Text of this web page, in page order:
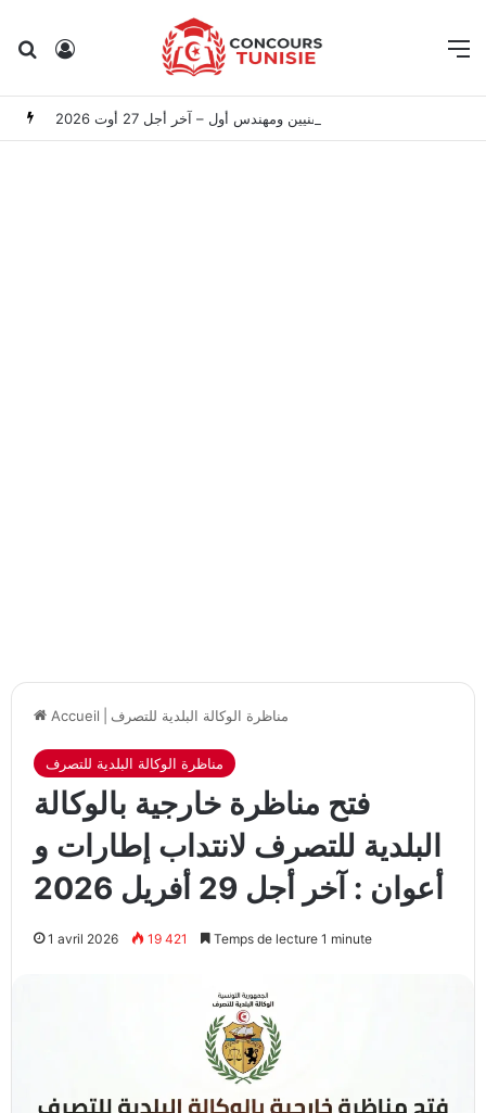
Rechercher
Accueil مناظرة الوكالة البلدية للتصرف
مناظرة الوكالة البلدية للتصرف
فتح مناظرة خارجية بالوكالة
البلدية للتصرف لانتداب إطارات و
أعوان : آخر أجل 29 أفريل 2026
1 avril 2026 19 421 Temps de lecture 1 minute